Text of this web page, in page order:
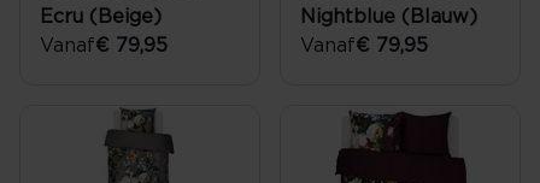
Ecru (Beige)
Vanaf€ 79,95
Nightblue (Blauw)
Vanaf€ 79,95